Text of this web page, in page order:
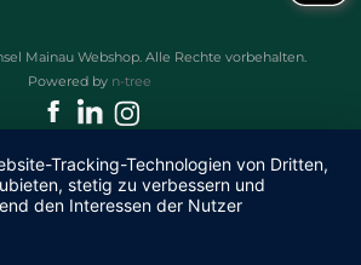
Mainau Webshop. Alle Rechte vorbehalten.
Powered by n-tree
Tracking-Technologien von Dritten,
stetig zu verbessern und
den Interessen der Nutzer